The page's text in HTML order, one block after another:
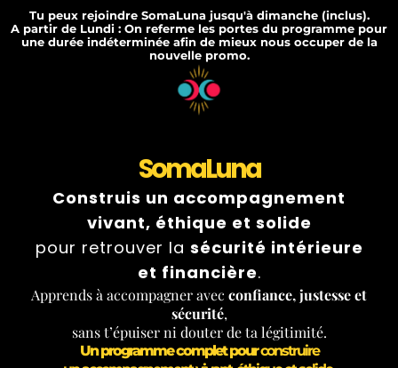
Tu peux rejoindre SomaLuna jusqu'à dimanche (inclus).
A partir de Lundi : On referme les portes du programme pour
une durée indéterminée afin de mieux nous occuper de la
nouvelle promo.
SomaLuna
Construis un accompagnement
vivant, éthique et solide
pour retrouver la sécurité intérieure
et financière.
Apprends à accompagner avec confiance, justesse et
sécurité,
sans t’épuiser ni douter de ta légitimité.
Un programme complet pourconstruire